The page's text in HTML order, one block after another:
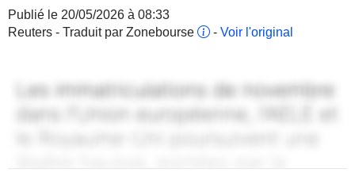
Publié le 20/05/2026 à 08:33
Reuters - Traduit par Zonebourse
- Voir l'original